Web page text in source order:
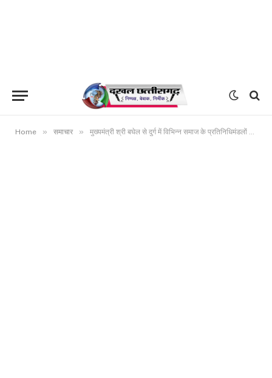
Home » समाचार » मुख्यमंत्री श्री बघेल से दुर्ग में विभिन्न समाज के प्रतिनिधिमंडलों ने की मुलाकात प्रतिनिधिमंडल द्वारा योजनाओं की सराहना